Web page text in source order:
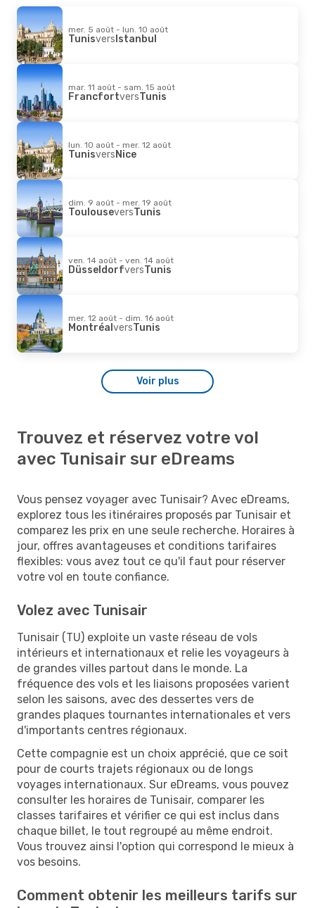
mer. 5 août - lun. 10 août
TunisversIstanbul
mar. 11 août - sam. 15 août
FrancfortversTunis
lun. 10 août - mer. 12 août
TunisversNice
dim. 9 août - mer. 19 août
ToulouseversTunis
ven. 14 août - ven. 14 août
DüsseldorfversTunis
mer. 12 août - dim. 16 août
MontréalversTunis
Voir plus
Trouvez et réservez votre vol
avec Tunisair sur eDreams
Vous pensez voyager avec Tunisair? Avec eDreams,
explorez tous les itinéraires proposés par Tunisair et
comparez les prix en une seule recherche. Horaires à
jour, offres avantageuses et conditions tarifaires
flexibles: vous avez tout ce qu'il faut pour réserver
votre vol en toute confiance.
Volez avec Tunisair
Tunisair (TU) exploite un vaste réseau de vols
intérieurs et internationaux et relie les voyageurs à
de grandes villes partout dans le monde. La
fréquence des vols et les liaisons proposées varient
selon les saisons, avec des dessertes vers de
grandes plaques tournantes internationales et vers
d'importants centres régionaux.
Cette compagnie est un choix apprécié, que ce soit
pour de courts trajets régionaux ou de longs
voyages internationaux. Sur eDreams, vous pouvez
consulter les horaires de Tunisair, comparer les
classes tarifaires et vérifier ce qui est inclus dans
chaque billet, le tout regroupé au même endroit.
Vous trouvez ainsi l'option qui correspond le mieux à
vos besoins.
Comment obtenir les meilleurs tarifs sur